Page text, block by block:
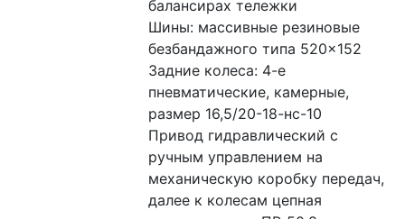
балансирах тележки
Шины: массивные резиновые
безбандажного типа 520×152
Задние колеса: 4-е
пневматические, камерные,
размер 16,5/20-18-нс-10
Привод гидравлический с
ручным управлением на
механическую коробку передач,
далее к колесам цепная